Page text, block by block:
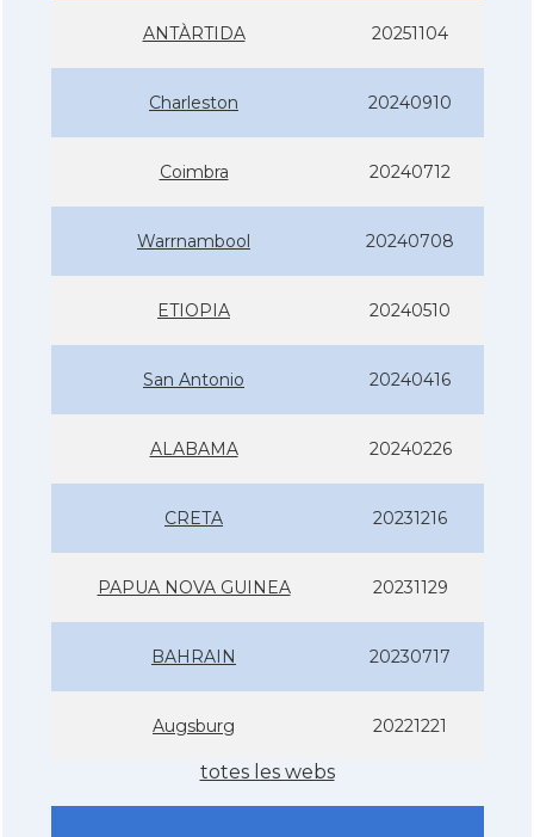
ANTÀRTIDA 20251104
Charleston 20240910
Coimbra 20240712
Warrnambool 20240708
ETIOPIA 20240510
San Antonio 20240416
ALABAMA 20240226
CRETA 20231216
PAPUA NOVA GUINEA 20231129
BAHRAIN 20230717
Augsburg 20221221
totes les webs